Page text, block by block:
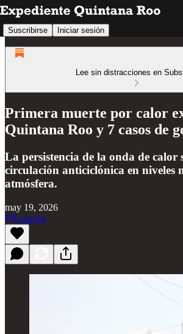
Suscribirse Iniciar sesión
Lee sin distracciones en
Primera muerte por calor
Quintana Roo y 7 casos de
La persistencia de la onda de calor
circulación anticiclónica en niveles
atmósfera.
may 19, 2026
Escucha